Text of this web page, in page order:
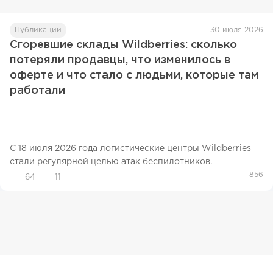
Публикации 30 июля 2026
Сгоревшие склады Wildberries: сколько
потеряли продавцы, что изменилось в
оферте и что стало с людьми, которые там
работали
С 18 июля 2026 года логистические центры Wildberries
стали регулярной целью атак беспилотников.
64 856